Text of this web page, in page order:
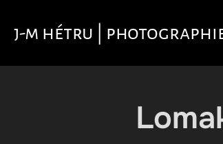
contenu
j-m hétru |